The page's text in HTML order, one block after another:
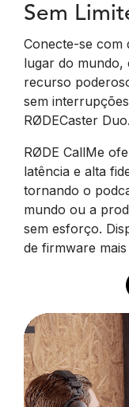
Sem
Conecte-se com
lugar do mundo,
recurso
sem
RØDECaster Duo.
RØDE CallMe
latência e alta
tornando o
mundo ou a
sem esforço.
de firmware